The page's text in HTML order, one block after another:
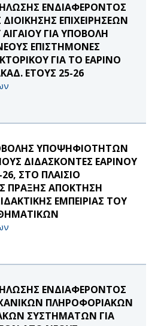
ΕΝΔΙΑΦΕΡΟΝΤΟΣ
ΕΠΙΧΕΙΡΗΣΕΩΝ
ΓΙΑ ΥΠΟΒΟΛΗ
ΕΠΙΣΤΗΜΟΝΕΣ
ΓΙΑ ΤΟ ΕΑΡΙΝΟ
ΕΤΟΥΣ 25-26
ΥΠΟΨΗΦΙΟΤΗΤΩΝ
ΔΙΔΑΣΚΟΝΤΕΣ ΕΑΡΙΝΟΥ
ΣΤΟ ΠΛΑΙΣΙΟ
ΠΡΑΞΗΣ ΑΠΟΚΤΗΣΗ
ΕΜΠΕΙΡΙΑΣ ΤΟΥ
ΕΝΔΙΑΦΕΡΟΝΤΟΣ
ΠΛΗΡΟΦΟΡΙΑΚΩΝ
ΣΥΣΤΗΜΑΤΩΝ ΓΙΑ